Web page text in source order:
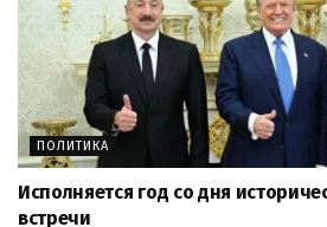
ПОЛИТИКА
Исполняется год со дня
встречи